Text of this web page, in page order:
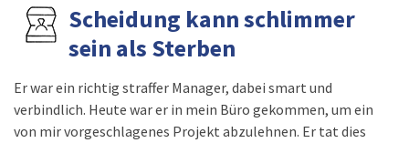
Scheidung kann schlimmer
sein als Sterben
Er war ein richtig straffer Manager, dabei smart und
verbindlich. Heute war er in mein Büro gekommen, um ein
von mir vorgeschlagenes Projekt abzulehnen. Er tat dies